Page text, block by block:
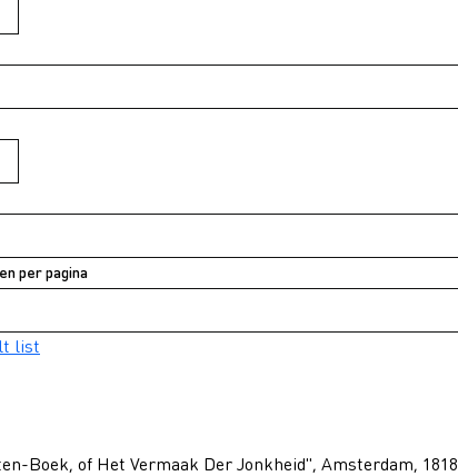
per pagina
list
Boek, of Het Vermaak Der Jonkheid", Amsterdam, 1818